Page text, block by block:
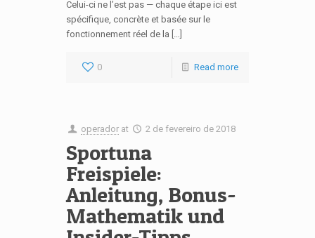
Celui-ci ne l’est pas — chaque étape ici est
spécifique, concrète et basée sur le
fonctionnement réel de la […]
0 Read more
operador at 2 de fevereiro de 2018
Sportuna
Freispiele:
Anleitung, Bonus-
Mathematik und